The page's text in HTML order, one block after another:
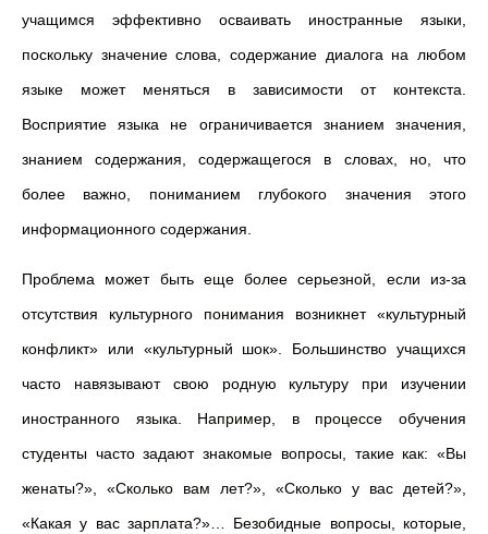
учащимся эффективно осваивать иностранные языки,
поскольку значение слова, содержание диалога на любом
языке может меняться в зависимости от контекста.
Восприятие языка не ограничивается знанием значения,
знанием содержания, содержащегося в словах, но, что
более важно, пониманием глубокого значения этого
информационного содержания.
Проблема может быть еще более серьезной, если из-за
отсутствия культурного понимания возникнет «культурный
конфликт» или «культурный шок». Большинство учащихся
часто навязывают свою родную культуру при изучении
иностранного языка. Например, в процессе обучения
студенты часто задают знакомые вопросы, такие как: «Вы
женаты?», «Сколько вам лет?», «Сколько у вас детей?»,
«Какая у вас зарплата?»… Безобидные вопросы, которые,